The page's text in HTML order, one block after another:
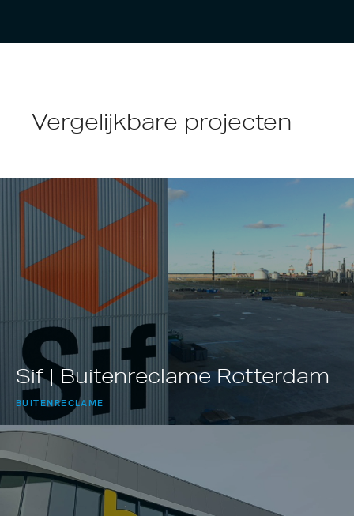
Vergelijkbare projecten
Sif | Buitenreclame Rotterdam
BUITENRECLAME